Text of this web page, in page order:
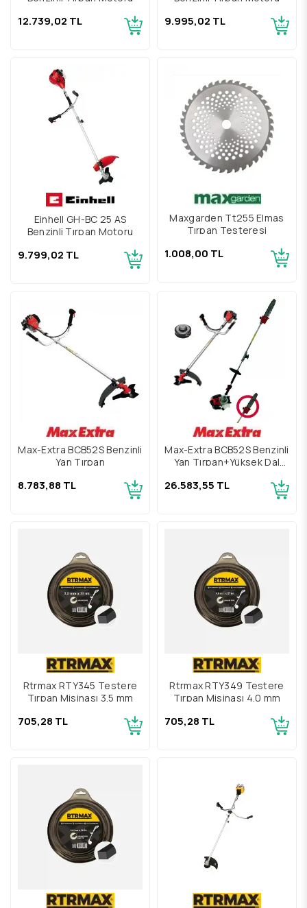
12.739,02 TL 9.995,02 TL
Einhell GH-BC 25 AS
Benzinli Tırpan Motoru
9.799,02 TL
Maxgarden Tt255 Elmas
Tırpan Testeresi
1.008,00 TL
Max-Extra BCB52S Benzinli
Yan Tırpan
8.783,88 TL
Max-Extra BCB52S Benzinli
Yan Tırpan+Yüksek Dal
26.583,55 TL
Rtrmax RTY345 Testere
Tırpan Misinası 3.5 mm
705,28 TL
Rtrmax RTY349 Testere
Tırpan Misinası 4.0 mm
705,28 TL